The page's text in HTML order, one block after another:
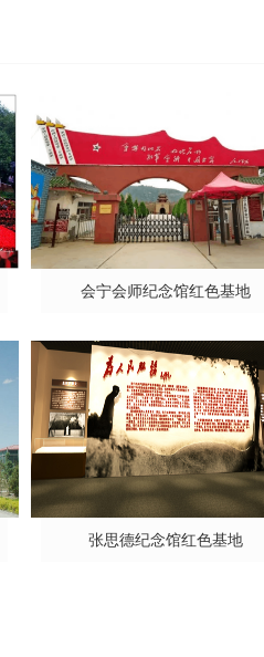
会宁会师纪念馆红色基地
张思德纪念馆红色基地